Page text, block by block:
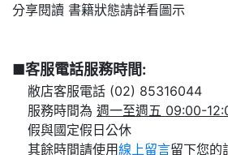
分享閱讀 書籍狀態請詳看圖示
■客服電話服務時間:
敝店客服電話 (02) 85316044
服務時間為 週一至週五 09:00-
假與國定假日公休
其餘時間請使用線上留言